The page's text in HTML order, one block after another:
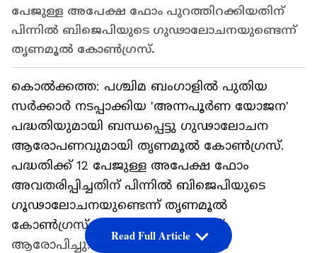
പേജുള്ള അപേക്ഷ ഫോം പുറത്തിറക്കിയതിന്
പിന്നിൽ ബിജെപിയുടെ ഗുഢാലോചനയുണ്ടെന്ന്
തൃണമൂൽ കോൺഗ്രസ്.
കൊൽക്കത്ത: പശ്ചിമ ബംഗാളിൽ പുതിയ
സർക്കാർ നടപ്പാക്കിയ 'അന്നപൂർണ യോജന'
പദ്ധതിയുമായി ബന്ധപ്പെട്ടു ഗുഢാലോചന
ആരോപണവുമായി തൃണമൂൽ കോൺഗ്രസ്.
പദ്ധതിക്ക് 12 പേജുള്ള അപേക്ഷ ഫോം
അവതരിപ്പിച്ചതിന് പിന്നിൽ ബിജെപിയുടെ
ഗൂഢാലോചനയുണ്ടെന്ന് തൃണമൂൽ
കോൺഗ്രസ് എംപി സൗ​ഗത റോയ്
ആരോപിച്ചു. നീണ്ട അപേക്ഷ ഫോം
Read Full Article